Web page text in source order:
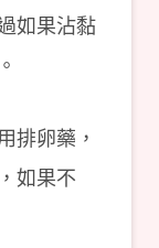
如果沾黏
排卵藥，
如果不